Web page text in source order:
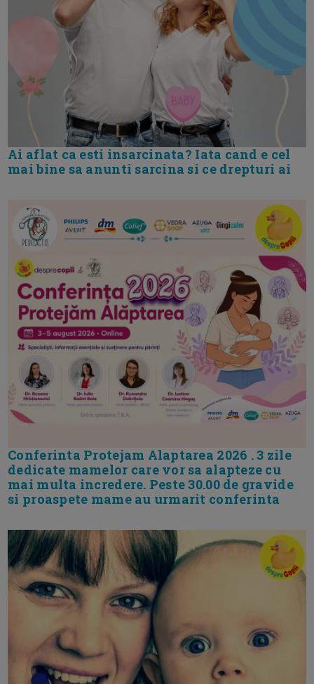
Ai aflat ca esti insarcinata? Iata cand e cel
mai bine sa anunti sarcina si ce drepturi ai
Conferinta Protejam Alaptarea 2026 . 3 zile
dedicate mamelor care vor sa alapteze cu
mai multa incredere. Peste 30.00 de gravide
si proaspete mame au urmarit conferinta